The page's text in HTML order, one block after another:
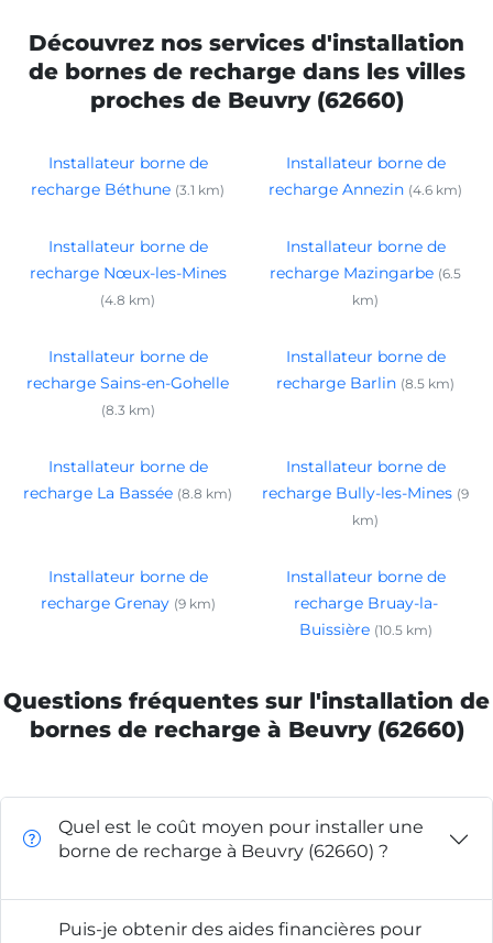
Découvrez nos services d'installation
de bornes de recharge dans les villes
proches de Beuvry (62660)
Installateur borne de
recharge Béthune (3.1 km)
Installateur borne de
recharge Annezin (4.6 km)
Installateur borne de
recharge Nœux-les-Mines
(4.8 km)
Installateur borne de
recharge Mazingarbe (6.5
km)
Installateur borne de
recharge Sains-en-Gohelle
(8.3 km)
Installateur borne de
recharge Barlin (8.5 km)
Installateur borne de
recharge La Bassée (8.8 km)
Installateur borne de
recharge Bully-les-Mines (9
km)
Installateur borne de
recharge Grenay (9 km)
Installateur borne de
recharge Bruay-la-
Buissière (10.5 km)
Questions fréquentes sur l'installation de
bornes de recharge à Beuvry (62660)
Quel est le coût moyen pour installer une
borne de recharge à Beuvry (62660) ?
Puis-je obtenir des aides financières pour